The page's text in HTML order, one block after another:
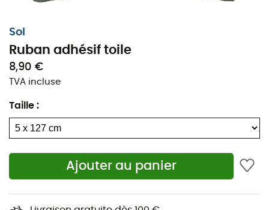
Sol
Ruban adhésif toile
8,90 €
TVA incluse
Taille :
Ajouter au panier
LeRuban adhésiftoile de